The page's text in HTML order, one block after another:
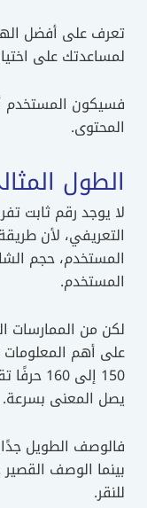
تعرف على أفضل
لمساعدتك على
فسيكون المستخدم
المحتوى.
الطول
التعريفي، لأن
المستخدم، حجم
المستخدم.
لكن من الممارسات
على أهم المعلومات
150 إلى
يصل المعنى بسرعة.
فالوصف الطويل
بينما الوصف
للنقر.